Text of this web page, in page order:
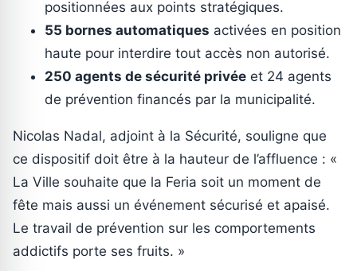
positionnées aux points stratégiques.
55 bornes automatiques activées en position
haute pour interdire tout accès non autorisé.
250 agents de sécurité privée et 24 agents
de prévention financés par la municipalité.
Nicolas Nadal, adjoint à la Sécurité, souligne que
ce dispositif doit être à la hauteur de l’affluence : «
La Ville souhaite que la Feria soit un moment de
fête mais aussi un événement sécurisé et apaisé.
Le travail de prévention sur les comportements
addictifs porte ses fruits. »